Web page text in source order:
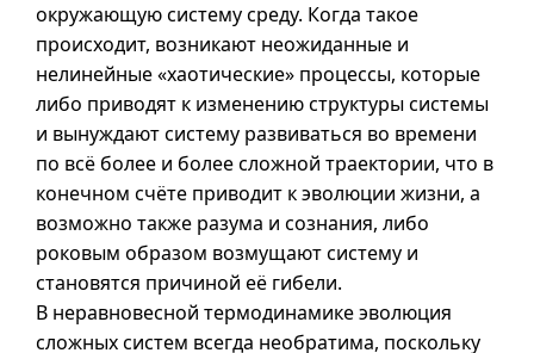
окружающую систему среду. Когда такое
происходит, возникают неожиданные и
нелинейные «хаотические» процессы, которые
либо приводят к изменению структуры системы
и вынуждают систему развиваться во времени
по всё более и более сложной траектории, что в
конечном счёте приводит к эволюции жизни, а
возможно также разума и сознания, либо
роковым образом возмущают систему и
становятся причиной её гибели.
В неравновесной термодинамике эволюция
сложных систем всегда необратима, поскольку